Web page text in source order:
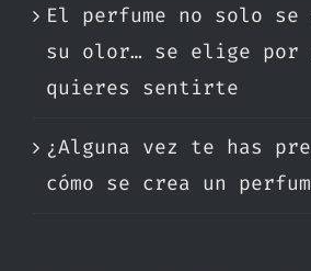
El perfume no solo
su olor… se elige por
quieres sentirte
¿Alguna vez te has
cómo se crea un